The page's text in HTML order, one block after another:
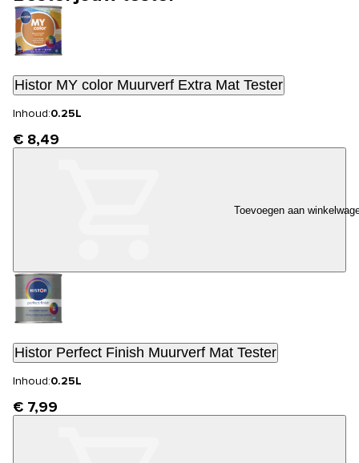
Histor MY color Muurverf Extra Mat Tester
Inhoud:0.25L
€ 8,49
Toevoegen aan
Histor Perfect Finish Muurverf Mat Tester
Inhoud:0.25L
€ 7,99